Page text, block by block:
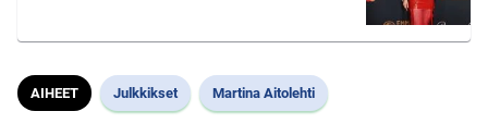
AIHEET Julkkikset Martina Aitolehti